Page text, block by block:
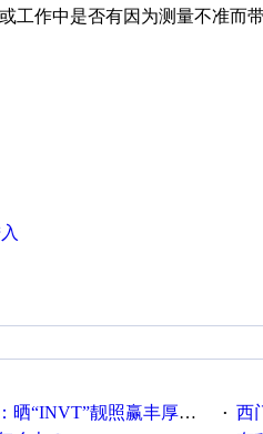
作中是否有因为测量不准而
“INVT”靓照赢丰厚礼品 · 西